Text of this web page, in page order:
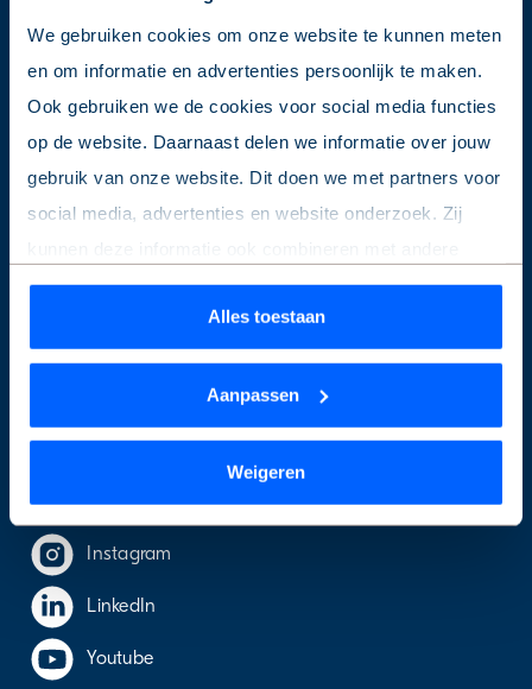
We gebruiken cookies om onze website te kunnen meten
en om informatie en advertenties persoonlijk te maken.
Ook gebruiken we de cookies voor social media functies
op de website. Daarnaast delen we informatie over jouw
gebruik van onze website. Dit doen we met partners voor
social media, advertenties en website onderzoek. Zij
kunnen deze informatie ook combineren met andere
informatie die je hebt gedeeld of die ze hebben verzameld
op basis van jouw gebruik van hun services.
Wil je je keuze aanpassen of je toestemming intrekken?
Dat kan op elk moment via de link ‘cookieverklaring’
We werken samen met9 derdendie uw gegevens
kunnen ontvangen en verwerken.
Alles toestaan
Aanpassen
Weigeren
Direct regelen
✉️ Woning alert
Contact
Bellen
Volg ons
Facebook
Instagram
LinkedIn
Youtube